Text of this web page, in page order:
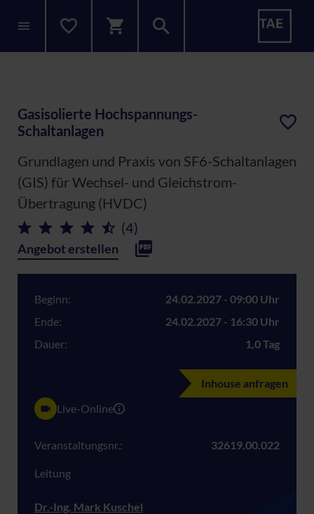
Gasisolierte Hochspannungs-
Schaltanlagen
Grundlagen und Praxis von SF6-Schaltanlagen
(GIS) für Wechsel- und Gleichstrom-
Übertragung (HVDC)
(4)
Angebot erstellen
Beginn:
24.02.2027 - 09:00 Uhr
Ende:
24.02.2027 - 16:30 Uhr
Dauer:
1,0 Tag
Inhouse anfragen
Live-Online
Veranstaltungsnr.: 32619.00.022
Leitung
Dr.-Ing. Mark Kuschel